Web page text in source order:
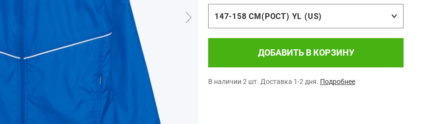
147-158 СМ(РОСТ) YL (US)
ДОБАВИТЬ В КОРЗИНУ
В наличии 2 шт. Доставка 1-2 дня. Подробнее